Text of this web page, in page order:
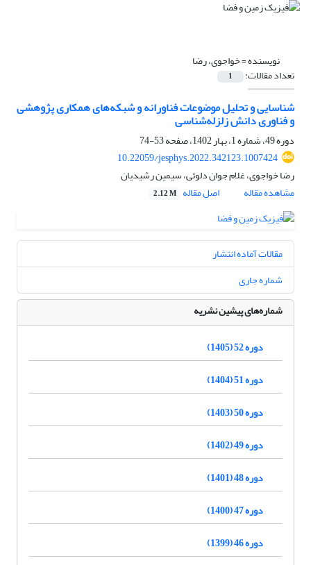
نویسنده =خواجوی، رضا
تعداد مقالات: 1
شناسایی و تحلیل موضوعات فناورانه و شبکه‌های همکاری پژوهشی
و فناوری دانش زلزله‌شناسی
دوره 49، شماره 1، بهار 1402، صفحه
53-74
10.22059/jesphys.2022.342123.1007424
رضا خواجوی، غلام جوان دلوئی، سیمین رشیدیان
مشاهده مقاله
اصل مقاله 2.12 M
مقالات آماده انتشار
شماره جاری
شماره‌های پیشین نشریه
دوره 52 (1405)
دوره 51 (1404)
دوره 50 (1403)
دوره 49 (1402)
دوره 48 (1401)
دوره 47 (1400)
دوره 46 (1399)